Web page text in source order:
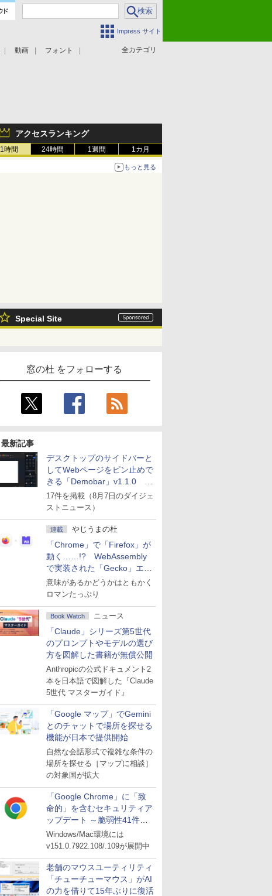
Impress サイト
全カテゴリ
動画 フォント
アクセスランキング
1時間 24時間 1週間 1カ月
もっと見る
Special Site
窓の杜 をフォローする
最新記事
デスクトップのサイドバーと
してWebページをピン止めで
きる「Demobar」v1.1.0 ほ
か
17件を掲載（8月7日のダイジェ
ストニュース）
連載 やじうまの杜
「Chrome」で「Firefox」が
動く……!? WebAssembly
で実装された「Gecko」エン
ジン
意味があるかどうかはともかく
ロマンたっぷり
Book Watch ニュース
「Claude」シリーズ第5世代
のプロンプトやモデルの選び
方を図解した書籍が無償公開
Anthropicの公式ドキュメント2
本を日本語で図解した『Claude
5世代 マスターガイド』
「Google マップ」でGemini
とのチャットで場所を探せる
機能が日本で提供開始
自然な会話形式で複雑な条件の
場所を探せる［マップに相談］
の対象国が拡大
「Google Chrome」に「致
命的」を含むセキュリティア
ップデート ～脆弱性41件に
対処
Windows/Mac環境には
v151.0.7922.108/.109が展開中
老舗のマウスユーティリティ
「チューチューマウス」がAI
の力を借りて15年ぶりに復活